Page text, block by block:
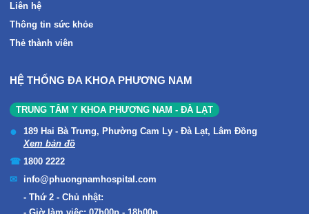
Liên hệ
Thông tin sức khỏe
Thẻ thành viên
HỆ THỐNG ĐA KHOA PHƯƠNG NAM
TRUNG TÂM Y KHOA PHƯƠNG NAM - ĐÀ LẠT
189 Hai Bà Trưng, Phường Cam Ly - Đà Lạt, Lâm Đồng
Xem bản đồ
1800 2222
info@phuongnamhospital.com
Thứ 2 - Chủ nhật: